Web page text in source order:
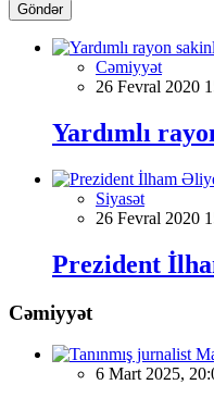
Göndər
Cəmiyyət
26 Fevral 2020
Yardımlı
Siyasət
26 Fevral 2020
Prezident
Cəmiyyət
6 Mart 2025,